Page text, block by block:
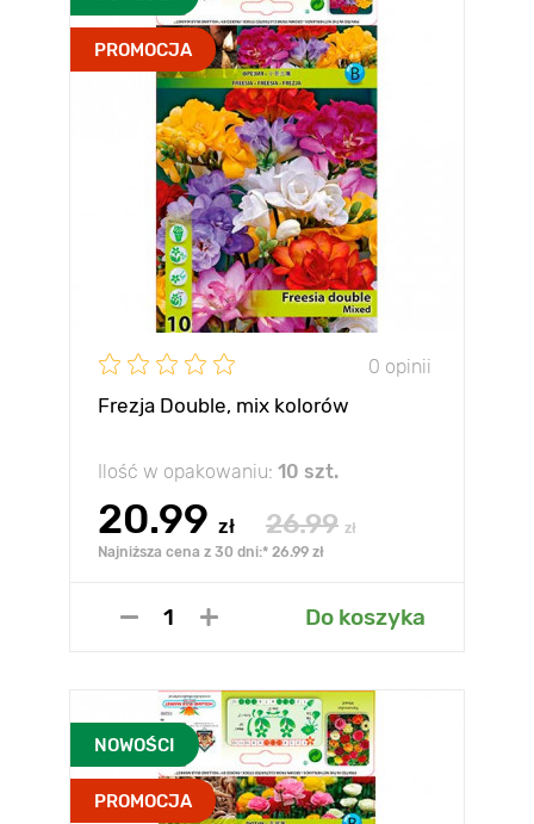
PROMOCJA
0 opinii
Frezja Double, mix kolorów
Ilość w opakowaniu: 10 szt.
20.99 zł 26.99 zł
Najniższa cena z 30 dni:* 26.99 zł
Do koszyka
NOWOŚCI
PROMOCJA